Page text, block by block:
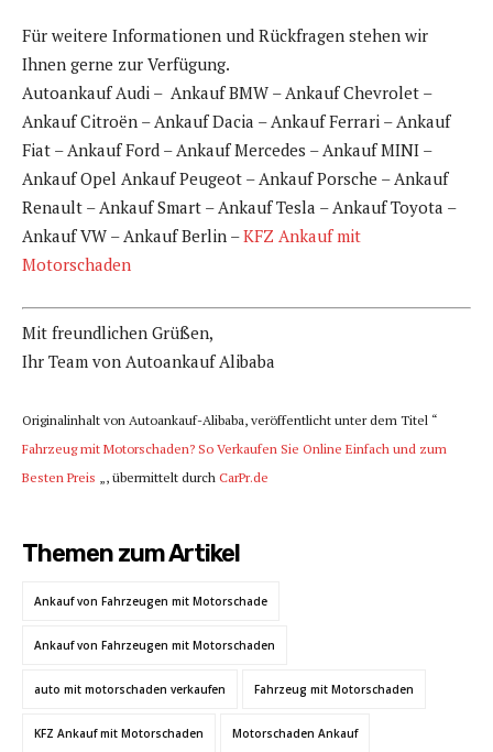
Für weitere Informationen und Rückfragen stehen wir
Ihnen gerne zur Verfügung.
Autoankauf Audi – Ankauf BMW – Ankauf Chevrolet –
Ankauf Citroën – Ankauf Dacia – Ankauf Ferrari – Ankauf
Fiat – Ankauf Ford – Ankauf Mercedes – Ankauf MINI –
Ankauf Opel Ankauf Peugeot – Ankauf Porsche – Ankauf
Renault – Ankauf Smart – Ankauf Tesla – Ankauf Toyota –
Ankauf VW – Ankauf Berlin –KFZ Ankauf mit
Motorschaden
Mit freundlichen Grüßen,
Ihr Team von Autoankauf Alibaba
Originalinhalt von Autoankauf-Alibaba, veröffentlicht unter dem Titel “
Fahrzeug mit Motorschaden? So Verkaufen Sie Online Einfach und zum
Besten Preis „, übermittelt durch CarPr.de
Themen zum Artikel
Ankauf von Fahrzeugen mit Motorschade
Ankauf von Fahrzeugen mit Motorschaden
auto mit motorschaden verkaufen Fahrzeug mit Motorschaden
KFZ Ankauf mit Motorschaden Motorschaden Ankauf